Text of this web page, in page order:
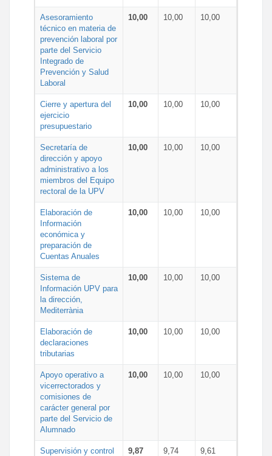
Asesoramiento
técnico en materia de
prevención laboral por
parte del Servicio
Integrado de
Prevención y Salud
Laboral
10,00 10,00 10,00
Cierre y apertura del
ejercicio
presupuestario
10,00 10,00 10,00
Secretaría de
dirección y apoyo
administrativo a los
miembros del Equipo
rectoral de la UPV
10,00 10,00 10,00
Elaboración de
Información
económica y
preparación de
Cuentas Anuales
10,00 10,00 10,00
Sistema de
Información UPV para
la dirección,
Mediterrània
10,00 10,00 10,00
Elaboración de
declaraciones
tributarias
10,00 10,00 10,00
Apoyo operativo a
vicerrectorados y
comisiones de
carácter general por
parte del Servicio de
Alumnado
10,00 10,00 10,00
Supervisión y control
9,87 9,74 9,61